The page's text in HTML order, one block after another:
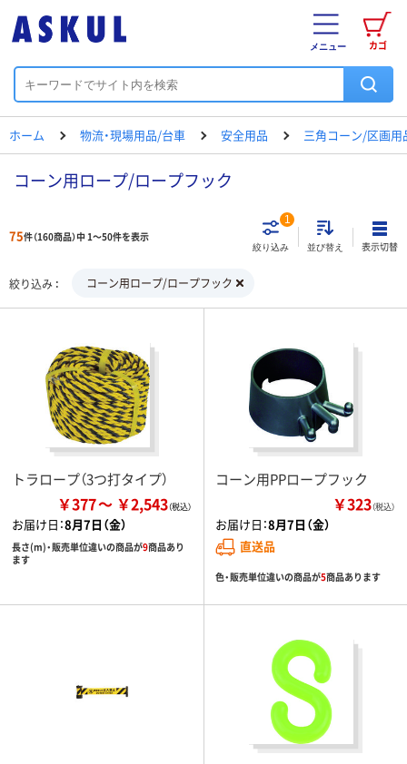
カゴ
メニュー
ホーム 物流・現場用品/台車 安全用品 三角コーン/区画用
コーン用ロープ/ロープフック
75件（160商品）中 1～50件を表示
絞り込み
1
並び替え 表示切替
絞り込み コーン用ロープ/ロープフック
トラロープ（3つ打タイプ）
￥377 ￥2,543
お届け日：8月7日（金）
長さ(m)・販売単位違いの商品が9商品あり
ます
コーン用PPロープフック
￥323（税込）
お届け日：8月7日（金）
直送品
色・販売単位違いの商品が5商品あります